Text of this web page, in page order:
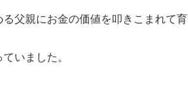
父親にお金の価値を叩きこまれて
いました。